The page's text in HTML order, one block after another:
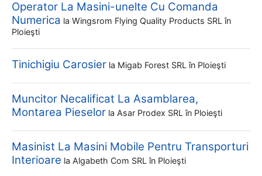
Operator La Masini-unelte Cu Comanda
Numerica la Wingsrom Flying Quality Products SRL în
Ploieşti
Tinichigiu Carosier la Migab Forest SRL în Ploieşti
Muncitor Necalificat La Asamblarea,
Montarea Pieselor la Asar Prodex SRL în Ploieşti
Masinist La Masini Mobile Pentru Transporturi
Interioare la Algabeth Com SRL în Ploieşti